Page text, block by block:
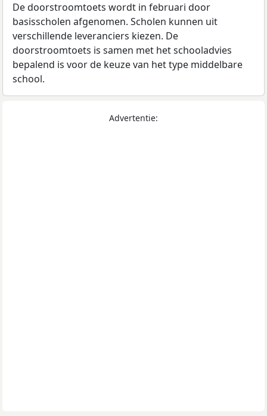
De doorstroomtoets wordt in februari door
basisscholen afgenomen. Scholen kunnen uit
verschillende leveranciers kiezen. De
doorstroomtoets is samen met het schooladvies
bepalend is voor de keuze van het type middelbare
school.
Advertentie: